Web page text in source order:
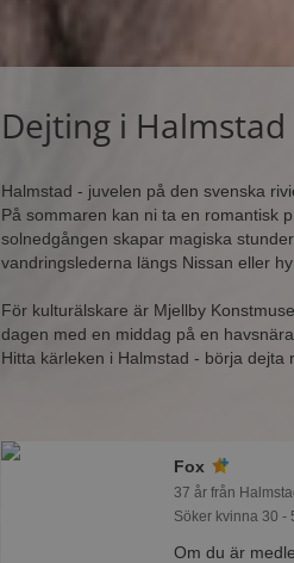
Dejting i Halmstad
Halmstad - juvelen på den svenska
På sommaren kan ni ta en romantisk
solnedgången skapar magiska
vandringslederna längs Nissan eller
För kulturälskare är Mjellby
dagen med en middag på en
Hitta kärleken i Halmstad - börja dejta
Fox
37 år från
Söker kvinna 30 -
Om du är